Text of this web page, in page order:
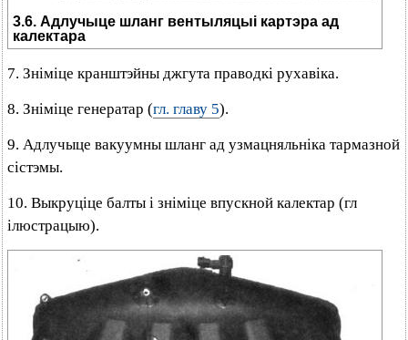
3.6. Адлучыце шланг вентыляцыі картэра ад
калектара
7. Зніміце кранштэйны джгута праводкі рухавіка.
8. Зніміце генератар (гл. главу 5).
9. Адлучыце вакуумны шланг ад узмацняльніка тармазной
сістэмы.
10. Выкруціце балты і зніміце впускной калектар (гл
ілюстрацыю).